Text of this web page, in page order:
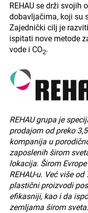
REHAU se drži svojih
dobavljačima, koji su
Zajednički cilj je
ispitati nove metode
vode i CO2.
REHAU grupa je
prodajom od preko
kompanija u
zaposlenih širom
lokacija. Širom
REHAU-u. Već više
plastični proizvodi
efikasniji, kao i da
zemljama širom sveta.